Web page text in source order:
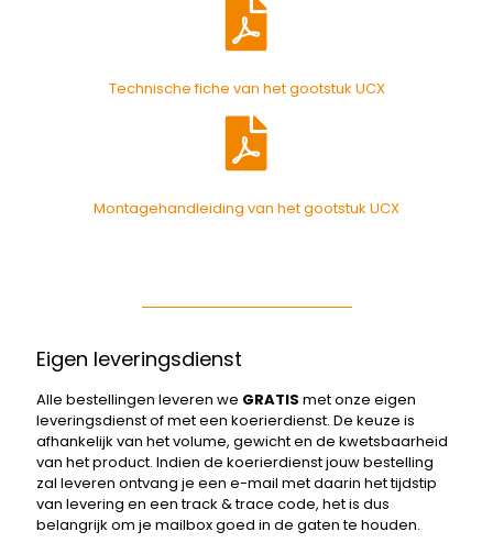
Technische fiche van het gootstuk UCX
Montagehandleiding van het gootstuk UCX
Eigen leveringsdienst
Alle bestellingen leveren we GRATIS met onze eigen
leveringsdienst of met een koerierdienst. De keuze is
afhankelijk van het volume, gewicht en de kwetsbaarheid
van het product. Indien de koerierdienst jouw bestelling
zal leveren ontvang je een e-mail met daarin het tijdstip
van levering en een track & trace code, het is dus
belangrijk om je mailbox goed in de gaten te houden.